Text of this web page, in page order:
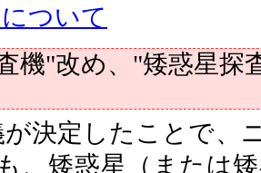
ついて
機"改め、"矮惑星探
が決定したことで、
、矮惑星（または